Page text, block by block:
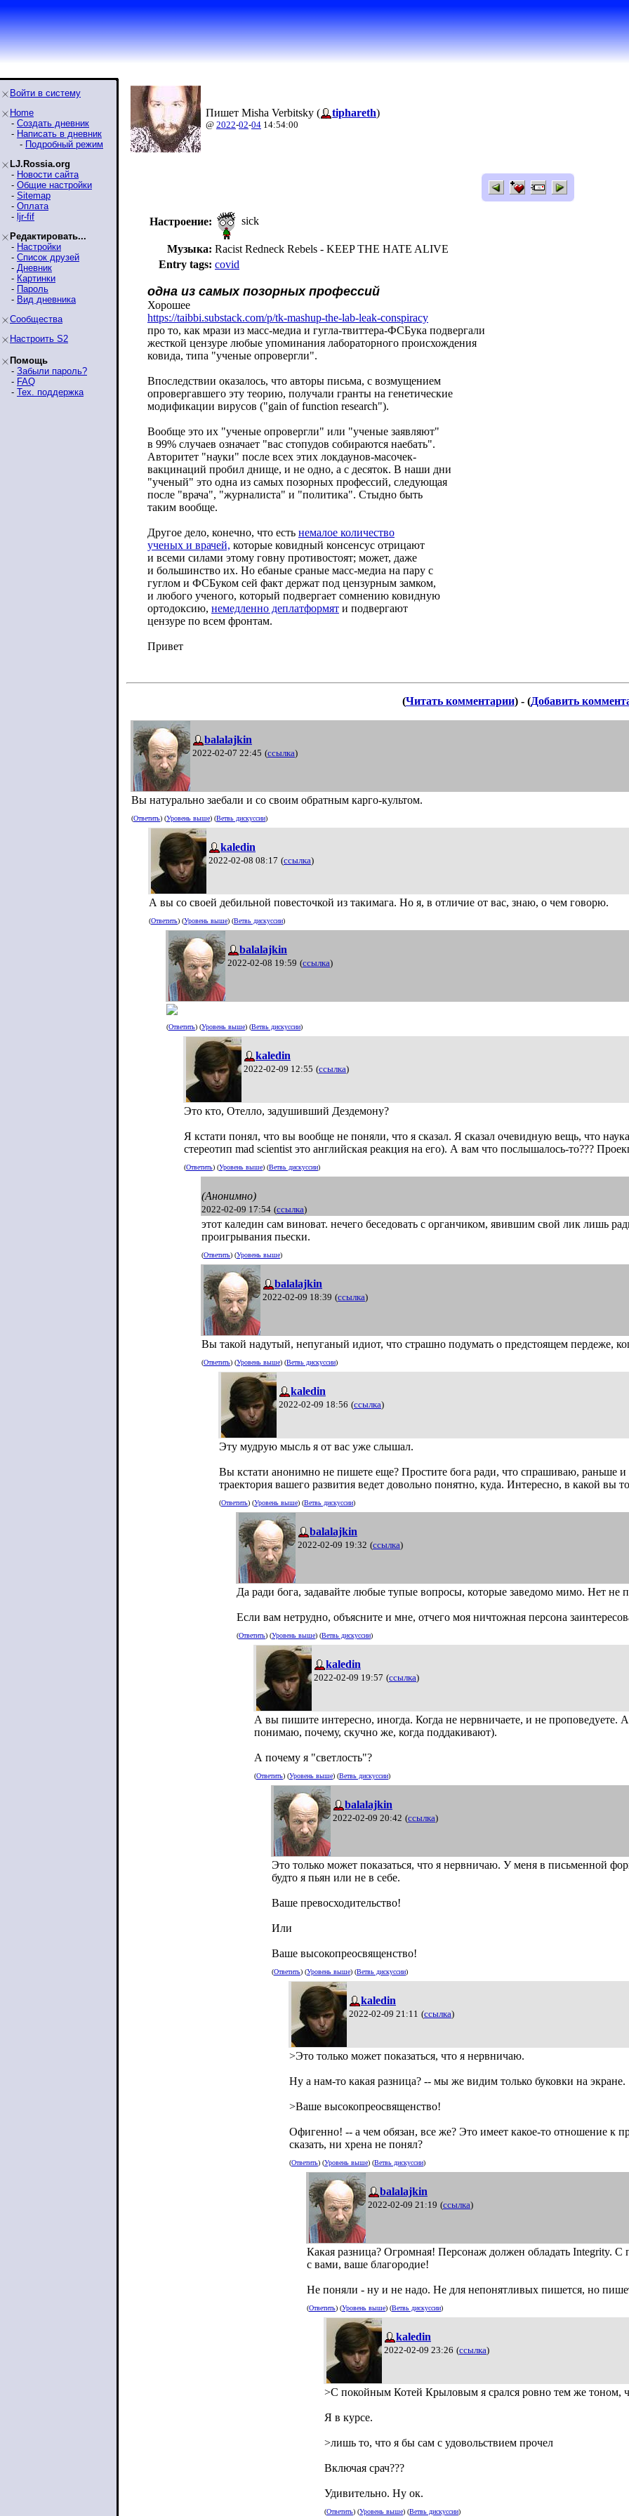
Войти в систему
Home
- Создать дневник
- Написать в дневник
- Подробный режим
LJ.Rossia.org
- Новости сайта
- Общие настройки
- Sitemap
- Оплата
- ljr-fif
Редактировать...
- Настройки
- Список друзей
- Дневник
- Картинки
- Пароль
- Вид дневника
Сообщества
Настроить S2
Помощь
- Забыли пароль?
- FAQ
- Тех. поддержка
Пишет Misha Verbitsky ( tiphareth)
@ 2022-02-04 14:54:00
Настроение: sick
Музыка: Racist Redneck Rebels - KEEP THE HATE ALIVE
Entry tags: covid
одна из самых позорных профессий
Хорошее
https://taibbi.substack.com/p/tk-mashup-the-lab-leak-conspiracy
про то, как мрази из масс-медиа и гугла-твиттера-ФСБука подвергали
жесткой цензуре любые упоминания лабораторного происхождения
ковида, типа "ученые опровергли".
Впоследствии оказалось, что авторы письма, с возмущением
опровергавшего эту теорию, получали гранты на генетические
модификации вирусов ("gain of function research").
Вообще это их "ученые опровергли" или "ученые заявляют"
в 99% случаев означает "вас стопудов собираются наебать".
Авторитет "науки" после всех этих локдаунов-масочек-
вакцинаций пробил днище, и не одно, а с десяток. В наши дни
"ученый" это одна из самых позорных профессий, следующая
после "врача", "журналиста" и "политика". Стыдно быть
таким вообще.
Другое дело, конечно, что есть немалое количество
ученых и врачей, которые ковидный консенсус отрицают
и всеми силами этому говну противостоят; может, даже
и большинство их. Но ебаные сраные масс-медиа на пару с
гуглом и ФСБуком сей факт держат под цензурным замком,
и любого ученого, который подвергает сомнению ковидную
ортодоксию, немедленно деплатформят и подвергают
цензуре по всем фронтам.
Привет
(Читать комментарии) - (Добавить
balalajkin
2022-02-07 22:45 (ссылка)
Вы натурально заебали и со своим обратным карго-культом.
(Ответить) (Уровень выше) (Ветвь дискуссии)
kaledin
2022-02-08 08:17 (ссылка)
А вы со своей дебильной повесточкой из такимага. Но я, в отличие от вас, знаю, о чем говорю.
(Ответить) (Уровень выше) (Ветвь дискуссии)
balalajkin
2022-02-08 19:59 (ссылка)
(Ответить) (Уровень выше) (Ветвь дискуссии)
kaledin
2022-02-09 12:55 (ссылка)
Это кто, Отелло, задушивший Дездемону?
Я кстати понял, что вы вообще не поняли, что я сказал. Я сказал очевидную вещь, что
стереотип mad scientist это английская реакция на его). А вам что послышалось-то???
(Ответить) (Уровень выше) (Ветвь дискуссии)
(Анонимно)
2022-02-09 17:54 (ссылка)
этот каледин сам виноват. нечего беседовать с органчиком, явившим свой лик лишь
проигрывания пьески.
(Ответить) (Уровень выше)
balalajkin
2022-02-09 18:39 (ссылка)
Вы такой надутый, непуганый идиот, что страшно подумать о предстоящем пердеже,
(Ответить) (Уровень выше) (Ветвь дискуссии)
kaledin
2022-02-09 18:56 (ссылка)
Эту мудрую мысль я от вас уже слышал.
Вы кстати анонимно не пишете еще? Простите бога ради, что спрашиваю, раньше
траектория вашего развития ведет довольно понятно, куда. Интересно, в какой вы
(Ответить) (Уровень выше) (Ветвь дискуссии)
balalajkin
2022-02-09 19:32 (ссылка)
Да ради бога, задавайте любые тупые вопросы, которые заведомо мимо. Нет
Если вам нетрудно, объясните и мне, отчего моя ничтожная персона
(Ответить) (Уровень выше) (Ветвь дискуссии)
kaledin
2022-02-09 19:57 (ссылка)
А вы пишите интересно, иногда. Когда не нервничаете, и не проповедуете.
понимаю, почему, скучно же, когда поддакивают).
А почему я "светлость"?
(Ответить) (Уровень выше) (Ветвь дискуссии)
balalajkin
2022-02-09 20:42 (ссылка)
Это только может показаться, что я нервничаю. У меня в письменной
будто я пьян или не в себе.
Ваше превосходительство!
Или
Ваше высокопреосвященство!
(Ответить) (Уровень выше) (Ветвь дискуссии)
kaledin
2022-02-09 21:11 (ссылка)
>Это только может показаться, что я нервничаю.
Ну а нам-то какая разница? -- мы же видим только буковки на экране.
>Ваше высокопреосвященство!
Офигенно! -- а чем обязан, все же? Это имеет какое-то отношение к
сказать, ни хрена не понял?
(Ответить) (Уровень выше) (Ветвь дискуссии)
balalajkin
2022-02-09 21:19 (ссылка)
Какая разница? Огромная! Персонаж должен обладать Integrity.
с вами, ваше благородие!
Не поняли - ну и не надо. Не для непонятливых пишется, но
(Ответить) (Уровень выше) (Ветвь дискуссии)
kaledin
2022-02-09 23:26 (ссылка)
>С покойным Котей Крыловым я срался ровно тем же тоном,
Я в курсе.
>лишь то, что я бы сам с удовольствием прочел
Включая срач???
Удивительно. Ну ок.
(Ответить) (Уровень выше) (Ветвь дискуссии)